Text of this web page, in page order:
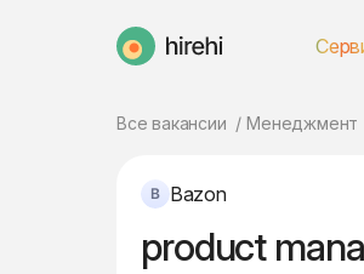
HireHi
Все вакансии Менеджмент
Bazon
product